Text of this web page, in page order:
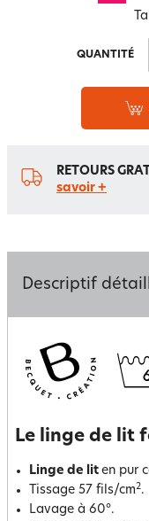
QUANTITÉ
RETOURS
savoir +
Descriptif
Le linge de lit
Linge de lit en pur
Tissage 57 fils/cm2.
Lavage à 60°.